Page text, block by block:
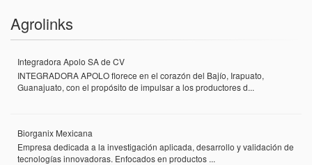
Agrolinks
Integradora Apolo SA de CV
INTEGRADORA APOLO florece en el corazón del Bajío, Irapuato,
Guanajuato, con el propósito de impulsar a los productores d...
Biorganix Mexicana
Empresa dedicada a la investigación aplicada, desarrollo y validación de
tecnologías innovadoras. Enfocados en productos ...